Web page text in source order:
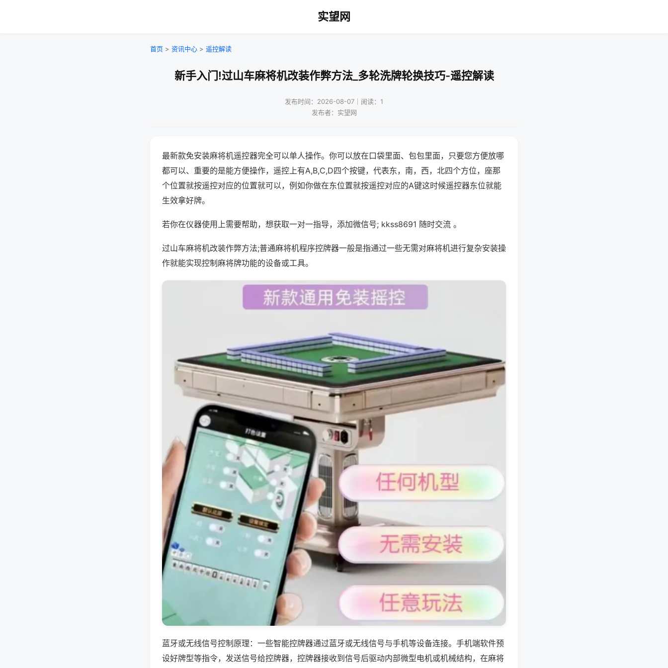
实望网
首页 > 资讯中心 > 遥控解读
新手入门!过山车麻将机改装作弊方法_多轮洗牌轮换技巧-遥控解读
发布时间：2026-08-07｜阅读：1
发布者：实望网
最新款免安装麻将机遥控器完全可以单人操作。你可以放在口袋里面、包包里面，只要您方便放哪
都可以、重要的是能方便操作，遥控上有A,B,C,D四个按键，代表东，南，西，北四个方位，座那
个位置就按遥控对应的位置就可以，例如你做在东位置就按遥控对应的A键这时候遥控器东位就能
生效拿好牌。
若你在仪器使用上需要帮助，想获取一对一指导，添加微信号; kkss8691 随时交流 。
过山车麻将机改装作弊方法;普通麻将机程序控牌器一般是指通过一些无需对麻将机进行复杂安装操
作就能实现控制麻将牌功能的设备或工具。
蓝牙或无线信号控制原理：一些智能控牌器通过蓝牙或无线信号与手机等设备连接。手机端软件预
设好牌型等指令，发送信号给控牌器，控牌器接收到信号后驱动内部微型电机或机械结构，在麻将